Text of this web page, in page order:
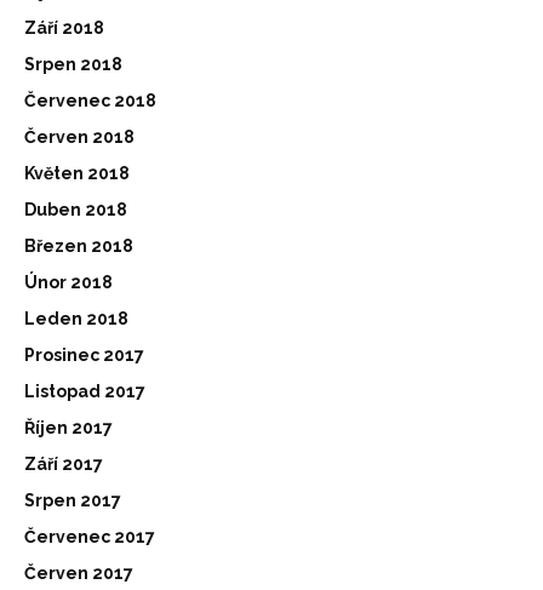
Září 2018
Srpen 2018
Červenec 2018
Červen 2018
Květen 2018
Duben 2018
Březen 2018
Únor 2018
Leden 2018
Prosinec 2017
Listopad 2017
Říjen 2017
Září 2017
Srpen 2017
Červenec 2017
Červen 2017